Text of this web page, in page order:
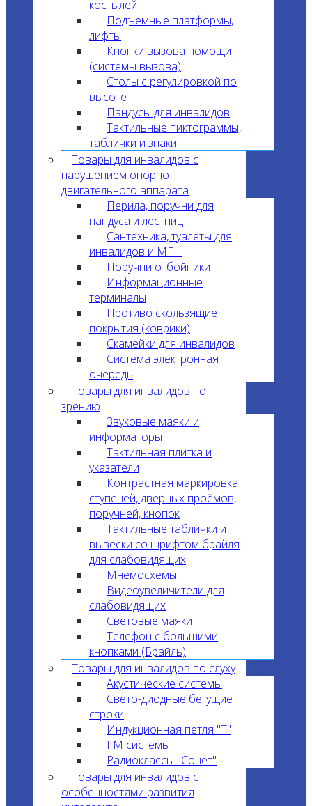
костылей
Подъемные платформы,
лифты
Кнопки вызова помощи
(системы вызова)
Столы с регулировкой по
высоте
Пандусы для инвалидов
Тактильные пиктограммы,
таблички и знаки
Товары для инвалидов с
нарушением опорно-
двигательного аппарата
Перила, поручни для
пандуса и лестниц
Сантехника, туалеты для
инвалидов и МГН
Поручни отбойники
Информационные
терминалы
Противо скользящие
покрытия (коврики)
Скамейки для инвалидов
Система электронная
очередь
Товары для инвалидов по
зрению
Звуковые маяки и
информаторы
Тактильная плитка и
указатели
Контрастная маркировка
ступеней, дверных проёмов,
поручней, кнопок
Тактильные таблички и
вывески со шрифтом брайля
для слабовидящих
Мнемосхемы
Видеоувеличители для
слабовидящих
Световые маяки
Телефон с большими
кнопками (Брайль)
Товары для инвалидов по слуху
Акустические системы
Свето-диодные бегущие
строки
Индукционная петля "T"
FM системы
Радиоклассы "Сонет"
Товары для инвалидов с
особенностями развития